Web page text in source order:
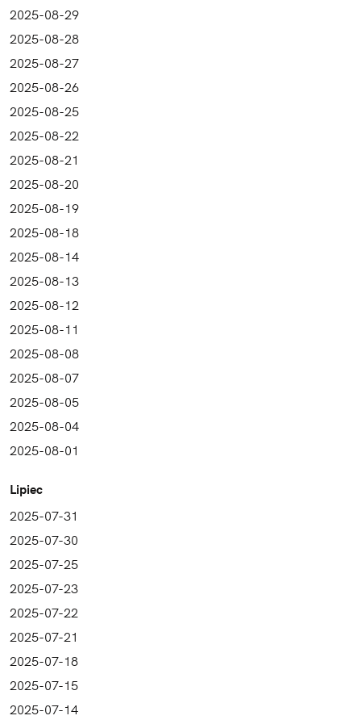
2025-08-29
2025-08-28
2025-08-27
2025-08-26
2025-08-25
2025-08-22
2025-08-21
2025-08-20
2025-08-19
2025-08-18
2025-08-14
2025-08-13
2025-08-12
2025-08-11
2025-08-08
2025-08-07
2025-08-05
2025-08-04
2025-08-01
Lipiec
2025-07-31
2025-07-30
2025-07-25
2025-07-23
2025-07-22
2025-07-21
2025-07-18
2025-07-15
2025-07-14